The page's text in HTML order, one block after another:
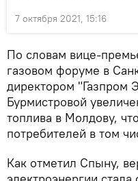
7 октября 2021, 15:16
По словам вице-
газовом форуме в
директором "Газпром
Бурмистровой
топлива в Молдову,
потребителей в том
Как отметил Спыну,